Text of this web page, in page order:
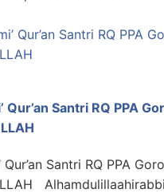
Qur’an Santri RQ PPA
Qur’an Santri RQ PPA